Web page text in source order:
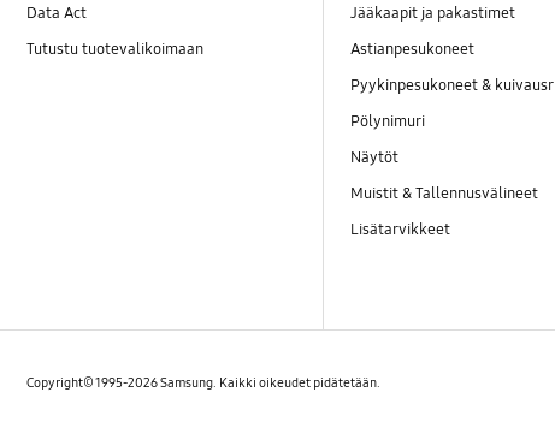
Data Act
Tutustu tuotevalikoimaan
Jääkaapit ja pakastimet
Astianpesukoneet
Pyykinpesukoneet &
Pölynimuri
Näytöt
Muistit & Tallennusvälineet
Lisätarvikkeet
Copyright© 1995-2026 Samsung. Kaikki oikeudet pidätetään.